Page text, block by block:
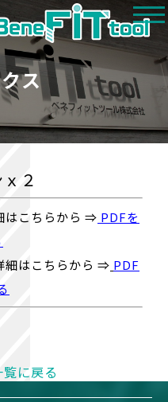
ス
２
はこちらから ⇒ PDFを
はこちらから ⇒ PDF
に戻る